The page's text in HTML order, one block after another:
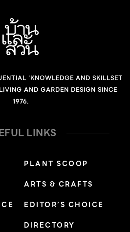
'KNOWLEDGE AND SKILLSET
AND GARDEN DESIGN SINCE
1976.
LINKS
PLANT SCOOP
ARTS & CRAFTS
EDITOR’S CHOICE
DIRECTORY